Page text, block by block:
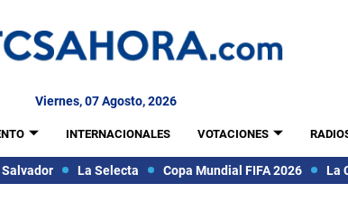
Viernes, 07 Agosto, 2026
INTERNACIONALES VOTACIONES
Salvador La Selecta Copa Mundial FIFA 2026 La